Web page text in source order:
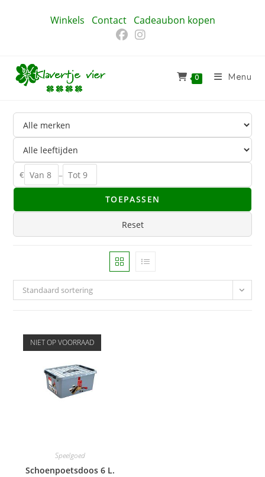
Winkels Contact Cadeaubon kopen
0 Menu
€ –
TOEPASSEN
Reset
Standaard sortering
NIET OP VOORRAAD
Speelgoed
Schoenpoetsdoos 6 L.